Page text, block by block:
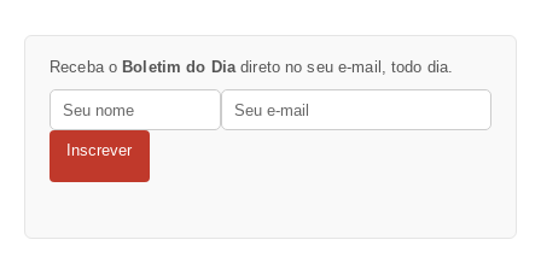
Receba o Boletim do Dia direto no seu e-mail, todo dia.
Inscrever